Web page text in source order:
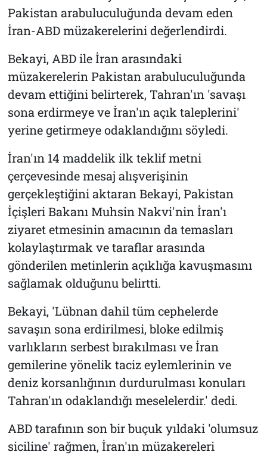
Pakistan arabuluculuğunda devam eden
İran-ABD müzakerelerini değerlendirdi.
Bekayi, ABD ile İran arasındaki
müzakerelerin Pakistan arabuluculuğunda
devam ettiğini belirterek, Tahran'ın 'savaşı
sona erdirmeye ve İran'ın açık taleplerini'
yerine getirmeye odaklandığını söyledi.
İran'ın 14 maddelik ilk teklif metni
çerçevesinde mesaj alışverişinin
gerçekleştiğini aktaran Bekayi, Pakistan
İçişleri Bakanı Muhsin Nakvi'nin İran'ı
ziyaret etmesinin amacının da temasları
kolaylaştırmak ve taraflar arasında
gönderilen metinlerin açıklığa kavuşmasını
sağlamak olduğunu belirtti.
Bekayi, 'Lübnan dahil tüm cephelerde
savaşın sona erdirilmesi, bloke edilmiş
varlıkların serbest bırakılması ve İran
gemilerine yönelik taciz eylemlerinin ve
deniz korsanlığının durdurulması konuları
Tahran'ın odaklandığı meselelerdir.' dedi.
ABD tarafının son bir buçuk yıldaki 'olumsuz
siciline' rağmen, İran'ın müzakereleri